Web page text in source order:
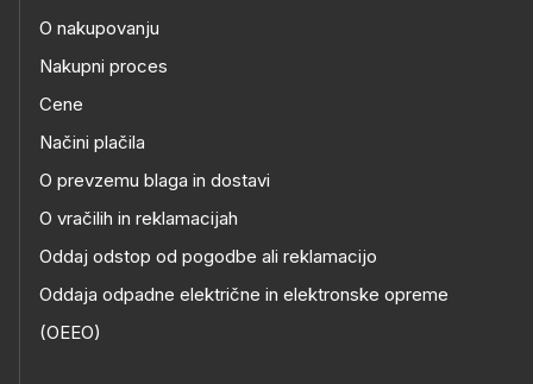
O nakupovanju
Nakupni proces
Cene
Načini plačila
O prevzemu blaga in dostavi
O vračilih in reklamacijah
Oddaj odstop od pogodbe ali reklamacijo
Oddaja odpadne električne in elektronske opreme
(OEEO)